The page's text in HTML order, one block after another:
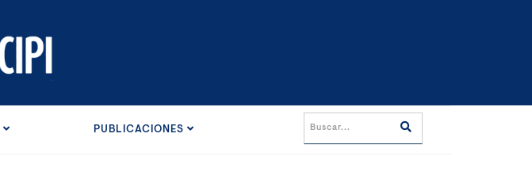
PUBLICACIONES